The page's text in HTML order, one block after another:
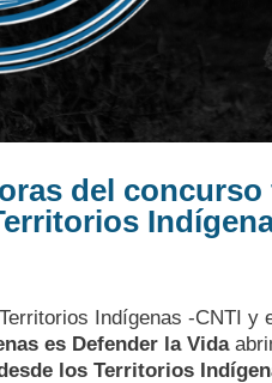
del
Indígenas -CNTI y
es Defender la Vida
los Territorios